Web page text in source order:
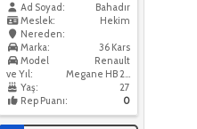
Ad Soyad:
Bahadır
Meslek:
Hekim
Nereden:
36 Kars
Marka:
Renault
Model
ve Yıl:
Megane HB 2018
Yaş:
27
Rep Puanı:
0